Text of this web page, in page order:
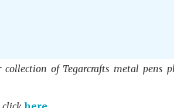
of Tegarcrafts metal pens